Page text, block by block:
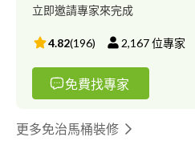
立即邀請專家來完成
4.82(196) 2,167位專家
免費找專家
更多免治馬桶裝修